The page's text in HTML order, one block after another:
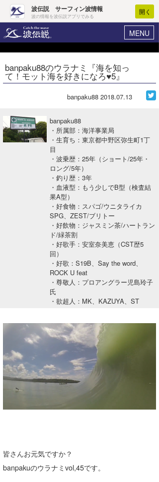
波伝説 サーフィン波情報
波の情報を波伝説アプリでみる
開く
MENU
ヘルプ マイホーム
ログイン
波情報･概況
WAVE HUNTER波予想ツール
サーフィンエリアガイド
会員メニュー
今月のプレゼント
banpaku88のウラナミ『海を知っ
て！モット海を好きになろ♥5』
banpaku88 2018.07.13
banpaku88
・所属部：海洋事業局
・生育ち：東京都中野区弥生町1丁
目
・波乗歴：25年（ショート/25年・
ロング/5年）
・釣り歴：3年
・血液型：もう少しでB型（検査結
果A型）
・好食物：スパゴ/ウニタライカ
SPG、ZEST/ブリトー
・好飲物：ジャスミン茶/ハートラン
ド/緑茶割
・好歌手：安室奈美恵（CST歴5
回）
・好歌：S19B、Say the word、
ROCK U feat
・尊敬人：プロアングラー児島玲子
氏
・欲超人：MK、KAZUYA、ST
皆さんお元気ですか？
banpakuのウラナミvol,45です。
Core Surf Japan
アート＆エンタメ
ショップ情報
ショップ情報
四国
ルール＆How to
サーファーズ
Core Surf Japan